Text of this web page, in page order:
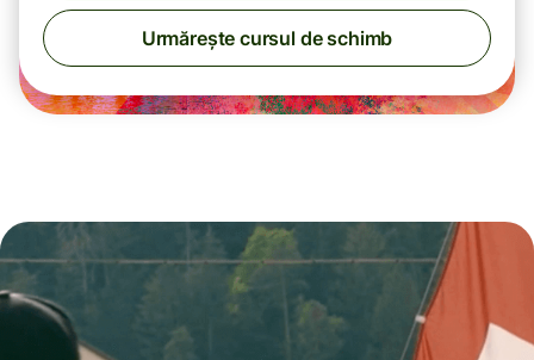
Urmărește cursul de schimb